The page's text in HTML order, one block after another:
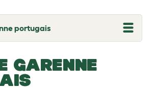
portugais
GARENNE